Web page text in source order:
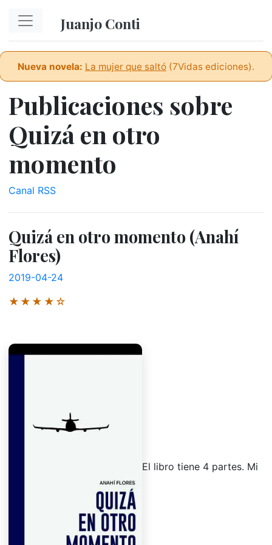
Juanjo Conti
Nueva novela: La mujer que saltó (7Vidas ediciones).
Publicaciones sobre
Quizá en otro
momento
Canal RSS
Quizá en otro momento (Anahí
Flores)
2019-04-24
★★★★☆
El libro tiene 4 partes. Mi